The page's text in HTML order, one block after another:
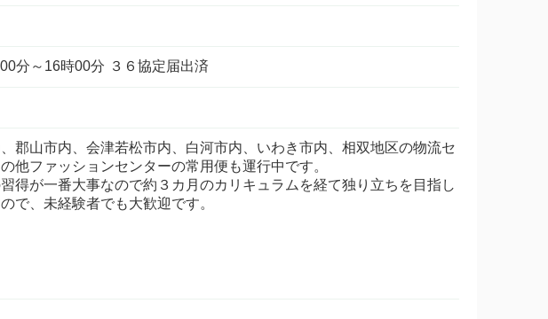
分～16時00分 ３６協定届出済
郡山市内、会津若松市内、白河市内、いわき市内、相双地区の物流セ
他ファッションセンターの常用便も運行中です。
得が一番大事なので約３カ月のカリキュラムを経て独り立ちを目指し
で、未経験者でも大歓迎です。